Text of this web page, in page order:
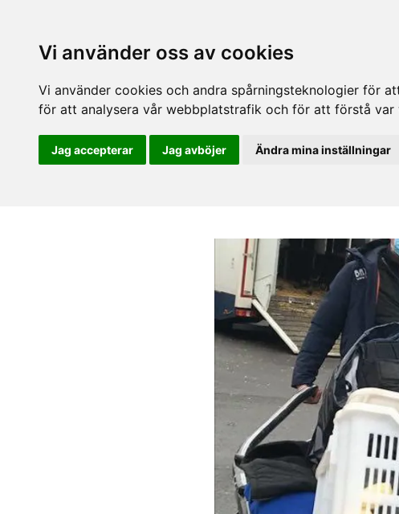
Vi använder oss av cookies
Vi använder cookies och andra spårningsteknologier för
för att analysera vår webbplatstrafik och för att förstå var
Jag accepterar Jag avböjer Ändra mina inställningar